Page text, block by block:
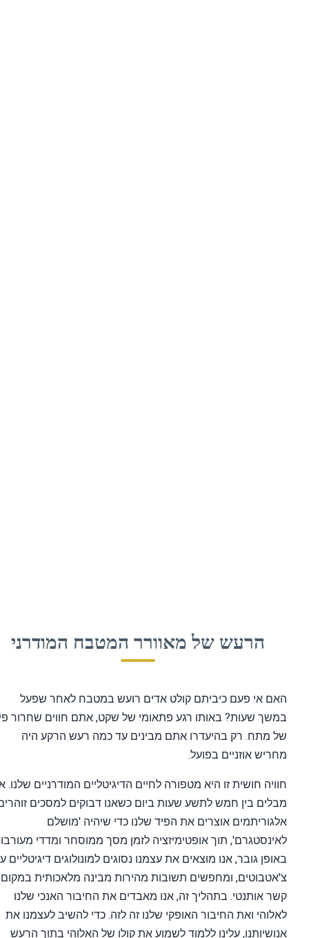
הרעש של מאוורר המטבח המודרני
אי פעם כיביתם קולט אדים רועש במטבח לאחר שפעל
שעות? באותו רגע פתאומי של שקט, אתם חווים שחרור פיזי
מתח. רק בהיעדרו אתם מבינים עד כמה רעש הרקע היה
אוזניים בפועל.
חושית זו היא מטפורה לחיים הדיגיטליים המודרניים שלנו. אנו
בין חמש לתשע שעות ביום כשאנו דבוקים למסכים זוהרים.
אוצרים את הפיד שלנו כדי שיהיה 'מושלם
תוך אופטימיזציה לזמן מסך ממוסחר ומדדי מעורבות.
גובר, אנו מוצאים את עצמנו נסוגים למונולוגים דיגיטליים עם
ומחפשים תשובות מהירות מבינה מלאכותית במקום
אותנטי. בתהליך זה, אנו מאבדים את החיבור האנכי שלנו
ואת החיבור האופקי שלנו זה לזה. כדי להשיב לעצמנו את
עלינו ללמוד לשמוע את קולו של האלוהי בתוך הרעש